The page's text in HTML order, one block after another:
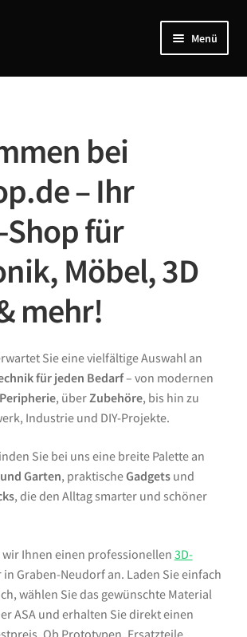
Menü
bei
– Ihr
für
Möbel, 3D
mehr!
Sie eine vielfältige Auswahl an
für jeden Bedarf– von modernen
, überZubehöre, bis hin zu
Industrie und DIY-Projekte.
Sie bei uns eine breite Palette an
Garten, praktischeGadgetsund
, die den Alltag smarter und schöner
Ihnen einen professionellen 3D-
Graben-Neudorf an. Laden Sie einfach
wählen Sie das gewünschte Material
ASA und erhalten Sie direkt einen
Ob Prototypen, Ersatzteile,